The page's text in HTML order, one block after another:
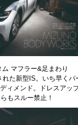
マフラー&足まわり
れた新型IS。いち早く
ィメンド。ドレスアッ
もスルー禁止！